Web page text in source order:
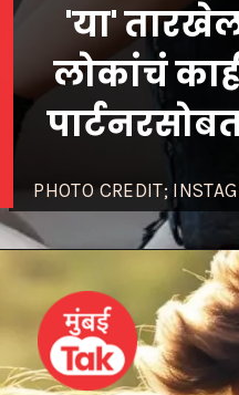
PHOTO CREDIT;
'या'
लोकांचं